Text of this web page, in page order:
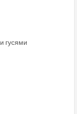
гусями